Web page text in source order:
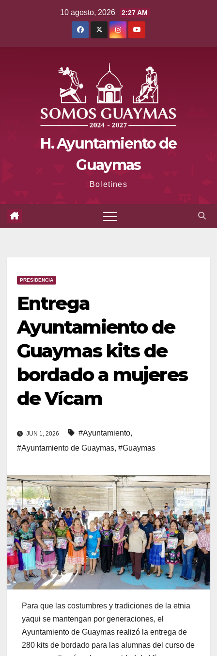
10 agosto, 2026 2:27 AM
H. Ayuntamiento de
Guaymas
Boletines
PRESIDENCIA
Entrega
Ayuntamiento de
Guaymas kits de
bordado a mujeres
de Vícam
JUN 1, 2026 #Ayuntamiento,
#Ayuntamiento de Guaymas, #Guaymas
Para que las costumbres y tradiciones de la etnia
yaqui se mantengan por generaciones, el
Ayuntamiento de Guaymas realizó la entrega de
280 kits de bordado para las alumnas del curso de